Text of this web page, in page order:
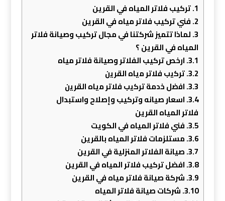
1. تركيب فلاتر المياه في القرين
2. فني تركيب فلاتر مياه في القرين
3. لماذا تتميز شركتنا في مجال تركيب وصيانة فلاتر
المياه في القرين ؟
3.1. ارخص تركيب الفلاتر وصيانة فلاتر مياه
3.2. ﺗﺮﻛﻳب ﻓﻼﺗﺮ ﻣﻳﺎه اﻟﻘﺮﻳن
3.3. اﻓﺿل ﺧدﻣﺔ ﺗﺮﻛﻳب ﻓﻼﺗﺮ ﻣﻳﺎه اﻟﻘﺮﻳن
3.4. اسعار صيانه وتركيب وإصلاح واستبدال
فلاتر المياه القرين
3.5. فني فلاتر المياه في الكويت
3.6. مستلزمات فلاتر المياه بالقرين
3.7. صيانة الفلاتر المنزلية في القرين
3.8. افضل تركيب فلاتر المياه في القرين
3.9. شركة صيانة فلاتر مياه في القرين
3.10. شركات صيانة فلاتر المياه